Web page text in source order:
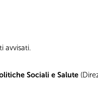
avvisati.
Sociali e Salute